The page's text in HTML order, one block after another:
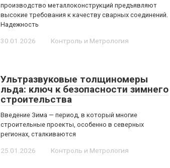
производство металлоконструкций предъявляют
высокие требования к качеству сварных соединений.
Надежность
30.01.2026 Контроль и Метрология
Ультразвуковые толщиномеры
льда: ключ к безопасности зимнего
строительства
Введение Зима — период, в который многие
строительные проекты, особенно в северных
регионах, сталкиваются
25.01.2026 Контроль и Метрология